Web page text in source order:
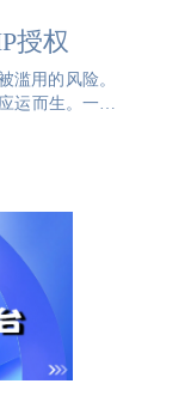
授权
滥用的风险。
运而生。一物
无二的识别
品都有明确的